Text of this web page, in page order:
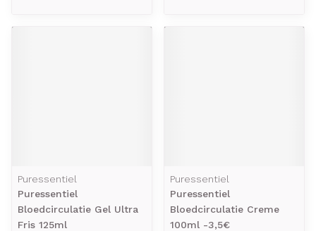
Puressentiel
Puressentiel
Bloedcirculatie Gel Ultra
Fris 125ml
Puressentiel
Puressentiel
Bloedcirculatie Creme
100ml -3,5€